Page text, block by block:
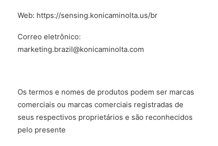
Web: https://sensing.konicaminolta.us/br
Correo eletrônico:
marketing.brazil@konicaminolta.com
Os termos e nomes de produtos podem ser marcas
comerciais ou marcas comerciais registradas de
seus respectivos proprietários e são reconhecidos
pelo presente